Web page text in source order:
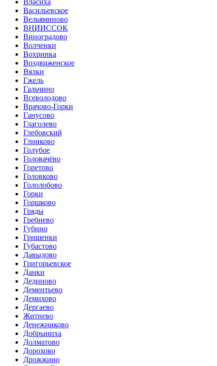
Васильевское
Вельяминово
ВНИИССОК
Виноградово
Волченки
Вохринка
Воздвиженское
Вялки
Гжель
Гальчино
Всеволодово
Врачово-Горки
Ганусово
Глаголево
Глебовский
Глинково
Голубое
Головачёво
Горетово
Головково
Гололобово
Горки
Горшково
Гряды
Гребнево
Губино
Гришенки
Губастово
Давыдово
Григорьевское
Данки
Дединово
Дементьево
Демихово
Дергаево
Житнево
Денежниково
Добрыниха
Долматово
Дорохово
Дрожжино